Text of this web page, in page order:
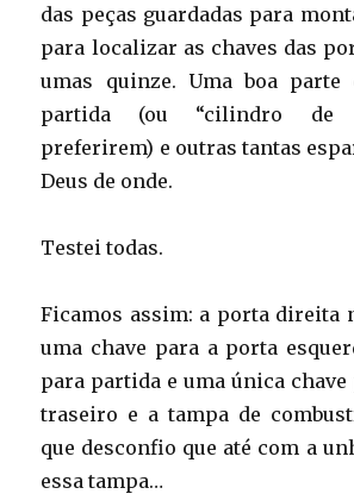
das peças guardadas para
para localizar as chaves das
umas quinze. Uma boa parte
partida (ou “cilindro de
preferirem) e outras tantas
Deus de onde.
Testei todas.
Ficamos assim: a porta direita
uma chave para a porta
para partida e uma única chave
traseiro e a tampa de
que desconfio que até com a
essa tampa…